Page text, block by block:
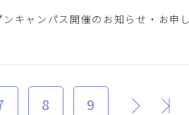
ンキャンパス開催のお知らせ・お
8 9 次 最後